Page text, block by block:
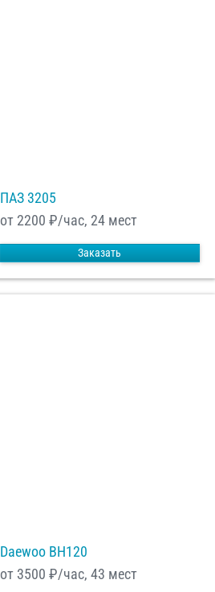
ПАЗ 3205
от 2200 ₽/час, 24 мест
Заказать
Daewoo ВН120
от 3500 ₽/час, 43 мест